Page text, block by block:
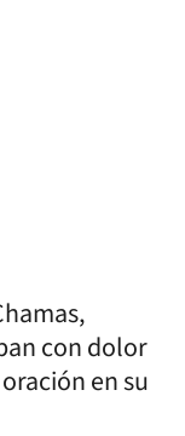
con dolor
en su